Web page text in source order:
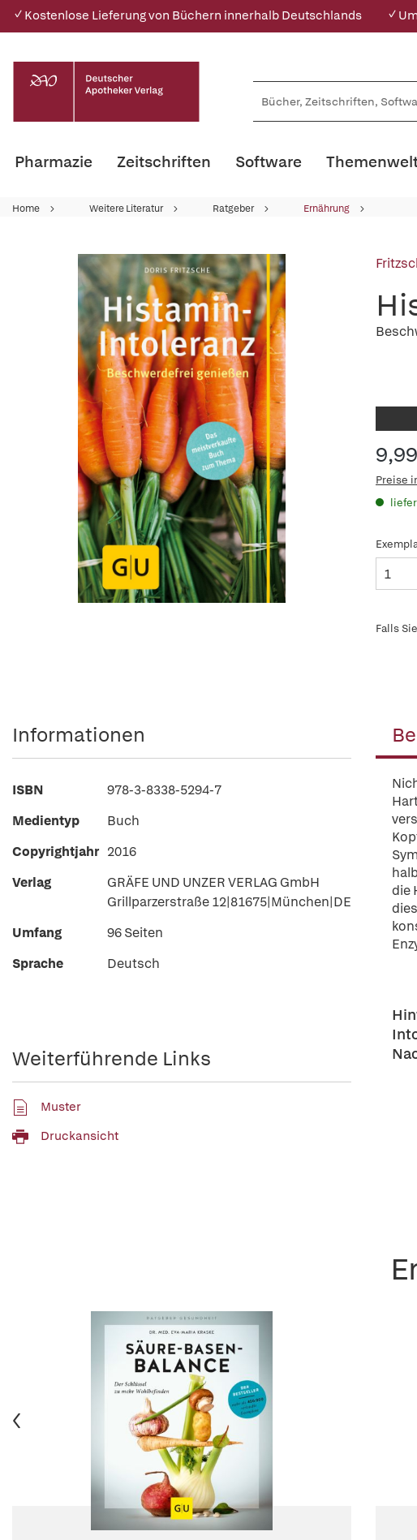
✓ Kostenlose Lieferung von Büchern innerhalb Deutschlands ✓
Pharmazie Zeitschriften Software
Home Weitere Literatur Ratgeber Ernährung
Preise
Falls
die
Informationen
ISBN
978-3-8338-5294-7
Medientyp
Buch
Copyrightjahr 2016
Verlag
GRÄFE UND UNZER VERLAG GmbH
Grillparzerstraße 12|81675|München|DE
Umfang
96 Seiten
Sprache
Deutsch
Weiterführende Links
Muster
Druckansicht